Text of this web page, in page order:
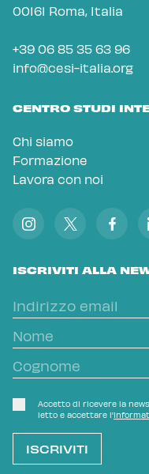
00161 Roma, Italia
+39 06 85 35 63 96
info@cesi-italia.org
CENTRO STUDI
Chi siamo
Formazione
Lavora con noi
ISCRIVITI ALLA
Accetto di ricevere la
letto e accettare l'